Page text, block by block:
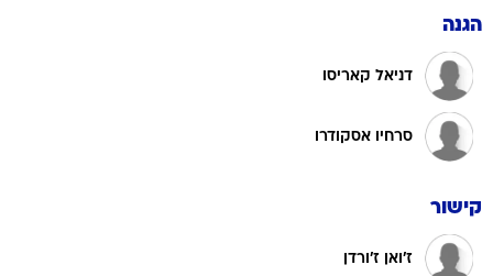
הגנה
דניאל קאריסו
סרחיו אסקודרו
קישור
ז'ואן ז'ורדן